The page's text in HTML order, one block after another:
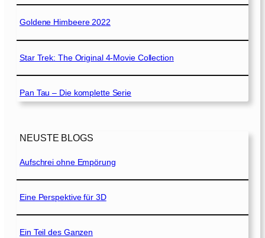
Goldene Himbeere 2022
Star Trek: The Original 4-Movie Collection
Pan Tau – Die komplette Serie
NEUSTE BLOGS
Aufschrei ohne Empörung
Eine Perspektive für 3D
Ein Teil des Ganzen